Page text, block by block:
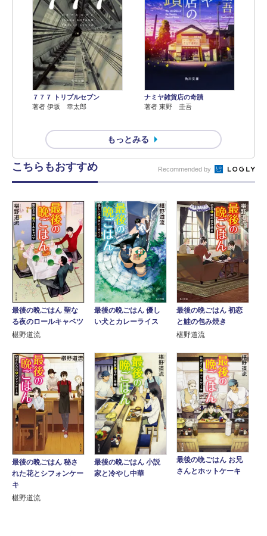
７７７ トリプルセブン
著者 伊坂 幸太郎
ナミヤ雑貨店の奇蹟
著者 東野 圭吾
もっとみる
こちらもおすすめ Recommended by
最後の晩ごはん 聖な
る夜のロールキャベツ
椹野道流
最後の晩ごはん 優し
い犬とカレーライス
最後の晩ごはん 初恋
と鮭の包み焼き
椹野道流
最後の晩ごはん 秘さ
れた花とシフォンケー
キ
椹野道流
最後の晩ごはん 小説
家と冷やし中華
最後の晩ごはん お兄
さんとホットケーキ